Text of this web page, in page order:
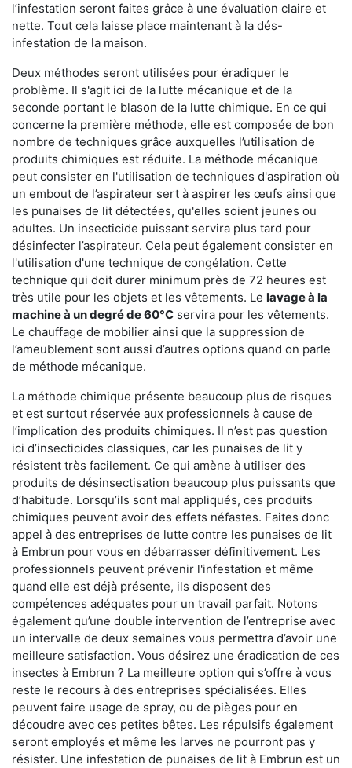
l’infestation seront faites grâce à une évaluation claire et
nette. Tout cela laisse place maintenant à la dés-
infestation de la maison.
Deux méthodes seront utilisées pour éradiquer le
problème. Il s'agit ici de la lutte mécanique et de la
seconde portant le blason de la lutte chimique. En ce qui
concerne la première méthode, elle est composée de bon
nombre de techniques grâce auxquelles l’utilisation de
produits chimiques est réduite. La méthode mécanique
peut consister en l'utilisation de techniques d'aspiration où
un embout de l’aspirateur sert à aspirer les œufs ainsi que
les punaises de lit détectées, qu'elles soient jeunes ou
adultes. Un insecticide puissant servira plus tard pour
désinfecter l’aspirateur. Cela peut également consister en
l'utilisation d'une technique de congélation. Cette
technique qui doit durer minimum près de 72 heures est
très utile pour les objets et les vêtements. Le lavage à la
machine à un degré de 60°C servira pour les vêtements.
Le chauffage de mobilier ainsi que la suppression de
l’ameublement sont aussi d’autres options quand on parle
de méthode mécanique.
La méthode chimique présente beaucoup plus de risques
et est surtout réservée aux professionnels à cause de
l’implication des produits chimiques. Il n’est pas question
ici d’insecticides classiques, car les punaises de lit y
résistent très facilement. Ce qui amène à utiliser des
produits de désinsectisation beaucoup plus puissants que
d’habitude. Lorsqu’ils sont mal appliqués, ces produits
chimiques peuvent avoir des effets néfastes. Faites donc
appel à des entreprises de lutte contre les punaises de lit
à Embrun pour vous en débarrasser définitivement. Les
professionnels peuvent prévenir l'infestation et même
quand elle est déjà présente, ils disposent des
compétences adéquates pour un travail parfait. Notons
également qu’une double intervention de l’entreprise avec
un intervalle de deux semaines vous permettra d’avoir une
meilleure satisfaction. Vous désirez une éradication de ces
insectes à Embrun ? La meilleure option qui s’offre à vous
reste le recours à des entreprises spécialisées. Elles
peuvent faire usage de spray, ou de pièges pour en
découdre avec ces petites bêtes. Les répulsifs également
seront employés et même les larves ne pourront pas y
résister. Une infestation de punaises de lit à Embrun est un